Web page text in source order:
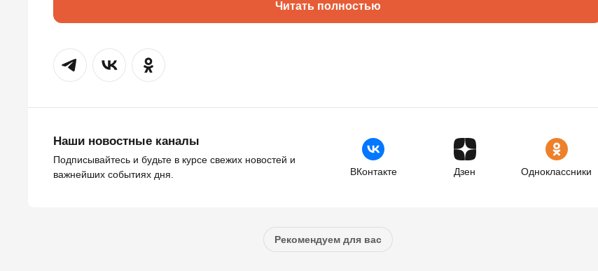
Читать полностью
Наши новостные каналы
Подписывайтесь и будьте в курсе свежих новостей и
важнейших событиях дня.
ВКонтакте Дзен Одноклассники
Рекомендуем для вас